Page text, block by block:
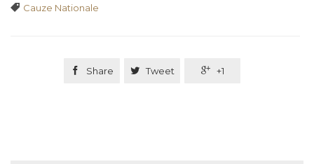
 Tags
Cauze Nationale
 Share  Tweet  +1